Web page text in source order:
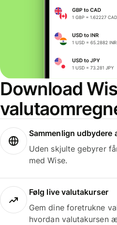
Download
Sammenlign udbydere
Uden skjulte gebyrer
med Wise.
Følg live valutakurser
Gem dine foretrukne
hvordan valutakursen